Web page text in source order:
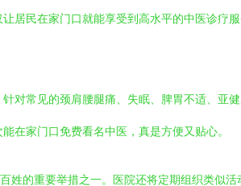
居民在家门口就能享受到高水平的中医诊疗
对常见的颈肩腰腿痛、失眠、脾胃不适、亚
在家门口免费看名中医，真是方便又贴心。
姓的重要举措之一。医院还将定期组织类似活